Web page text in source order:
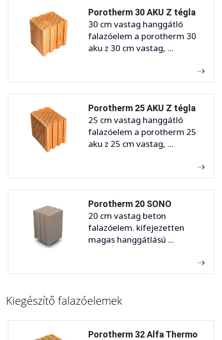
Porotherm 30 AKU Z tégla
30 cm vastag hanggátló
falazóelem a porotherm 30
aku z 30 cm vastag, ...
Porotherm 25 AKU Z tégla
25 cm vastag hanggátló
falazóelem a porotherm 25
aku z 25 cm vastag, ...
Porotherm 20 SONO
20 cm vastag beton
falazóelem. kifejezetten
magas hanggátlású ...
Kiegészítő falazóelemek
Porotherm 32 Alfa Thermo